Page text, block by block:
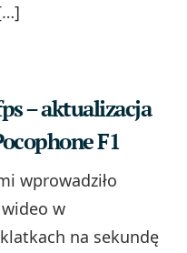
– aktualizacja
F1
wprowadziło
w
na sekundę